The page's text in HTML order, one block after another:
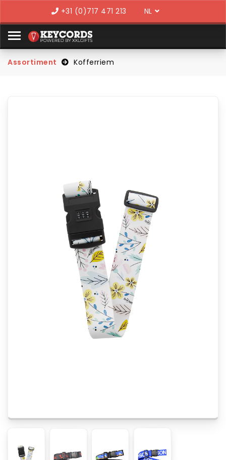
+31 (0)717 471 213
Assortiment Kofferriem